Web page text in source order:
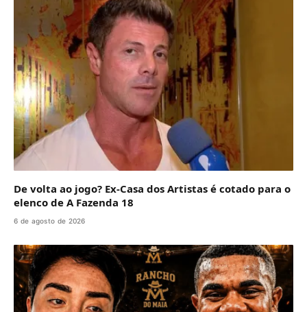
De volta ao jogo? Ex-Casa dos Artistas é cotado para o
elenco de A Fazenda 18
6 de agosto de 2026